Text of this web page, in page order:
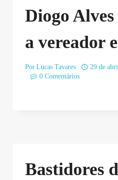
Diogo
a vereador
Por Lucas Tavares
29 de
0 Comentários
Bastidores